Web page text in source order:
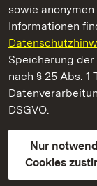
sowie
Informationen
Speicherung
nach § 25 Abs.
DSGVO.
Nur
Cookies
Staatliche
Staatliche
Kontakt
Erklärung zur
BITV-konform